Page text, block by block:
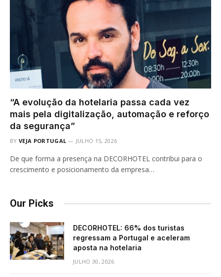
“A evolução da hotelaria passa cada vez
mais pela digitalização, automação e reforço
da segurança”
BY VEJA PORTUGAL JULHO 15, 2026
De que forma a presença na DECORHOTEL contribui para o
crescimento e posicionamento da empresa…
Our Picks
DECORHOTEL: 66% dos turistas
regressam a Portugal e aceleram
aposta na hotelaria
JULHO 30, 2026